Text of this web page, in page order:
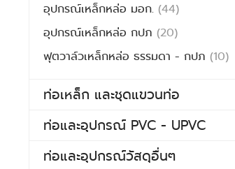
อุปกรณ์เหล็กหล่อ มอก.(44)
อุปกรณ์เหล็กหล่อ กปภ(20)
ฟุตวาล์วเหล็กหล่อ ธรรมดา - กปภ(10)
ท่อเหล็ก และชุดแขวนท่อ
ท่อและอุปกรณ์ PVC - UPVC
ท่อและอุปกรณ์วัสดุอื่นๆ